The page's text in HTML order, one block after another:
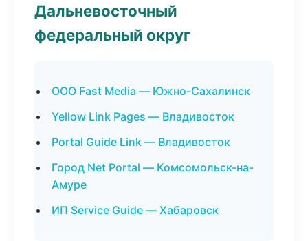
Дальневосточный
федеральный округ
ООО Fast Media — Южно-Сахалинск
Yellow Link Pages — Владивосток
Portal Guide Link — Владивосток
Город Net Portal — Комсомольск-на-
Амуре
ИП Service Guide — Хабаровск